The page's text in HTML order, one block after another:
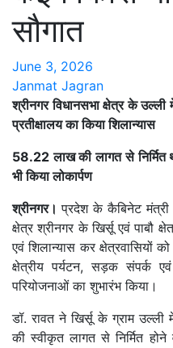
सौगात
June 3, 2026
Janmat Jagran
श्रीनगर विधानसभा क्षेत्र के
प्रतीक्षालय का किया शिलान्यास
58.22 लाख की लागत से निर्मित
भी किया लोकार्पण
श्रीनगर।प्रदेश के कैबिनेट मंत्री
क्षेत्र श्रीनगर के खिर्सू एवं पाबौ
एवं शिलान्यास कर क्षेत्रवासियों
क्षेत्रीय पर्यटन, सड़क संपर्क
परियोजनाओं का शुभारंभ किया।
डॉ. रावत ने खिर्सू के ग्राम
की स्वीकृत लागत से निर्मित होने